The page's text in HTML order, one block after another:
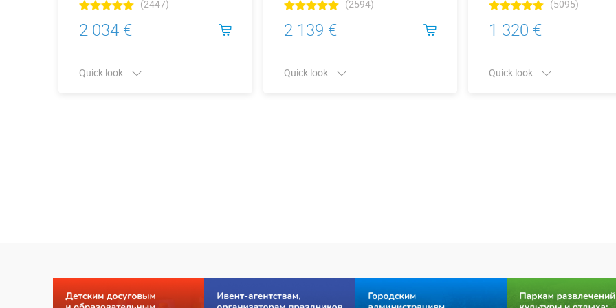
(2447)
2 034 €
Quick look
(2594)
2 139 €
Quick look
(5095)
1 320 €
Quick look